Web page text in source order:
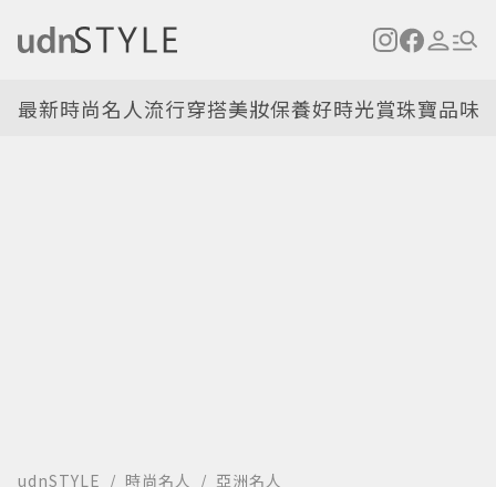
最新時尚名人流行穿搭美妝保養好時光賞珠寶品味
udnSTYLE 時尚名人 亞洲名人